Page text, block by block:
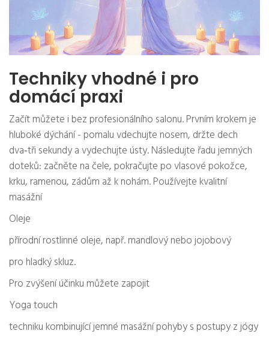
Techniky vhodné i pro
domácí praxi
Začít můžete i bez profesionálního salonu. Prvním krokem je
hluboké dýchání - pomalu vdechujte nosem, držte dech
dva‑tři sekundy a vydechujte ústy. Následujte řadu jemných
doteků: začněte na čele, pokračujte po vlasové pokožce,
krku, ramenou, zádům až k nohám. Používejte kvalitní
masážní
Oleje
přírodní rostlinné oleje, např. mandlový nebo jojobový
pro hladký skluz.
Pro zvýšení účinku můžete zapojit
Yoga touch
techniku kombinující jemné masážní pohyby s postupy z jógy